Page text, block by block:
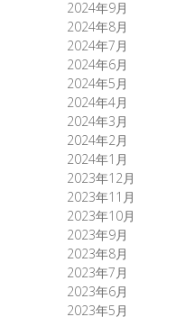
2024年9月
2024年8月
2024年7月
2024年6月
2024年5月
2024年4月
2024年3月
2024年2月
2024年1月
2023年12月
2023年11月
2023年10月
2023年9月
2023年8月
2023年7月
2023年6月
2023年5月